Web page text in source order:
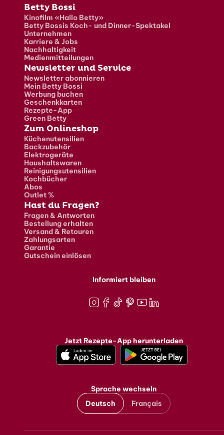
Fusszeile
Betty Bossi
Kinofilm «Hallo Betty»
Betty Bossis Koch- und Dinner-Spektakel
Unternehmen
Karriere & Jobs
Nachhaltigkeit
Medienmitteilungen
Newsletter und Service
Newsletter abonnieren
Mein Betty Bossi
Werbung buchen
Geschenkkarten
Rezepte-App
Green Betty
Zum Onlineshop
Küchenutensilien
Backzubehör
Elektrogeräte
Haushaltswaren
Reinigungsutensilien
Kochbücher
Abos
Outlet %
Hast du Fragen?
Fragen & Antworten
Bestellung erhalten
Versand & Retouren
Zahlungsarten
Garantie
Gutschein einlösen
Informiert bleiben
Jetzt Rezepte-App herunterladen
Sprache wechseln
Deutsch
Français